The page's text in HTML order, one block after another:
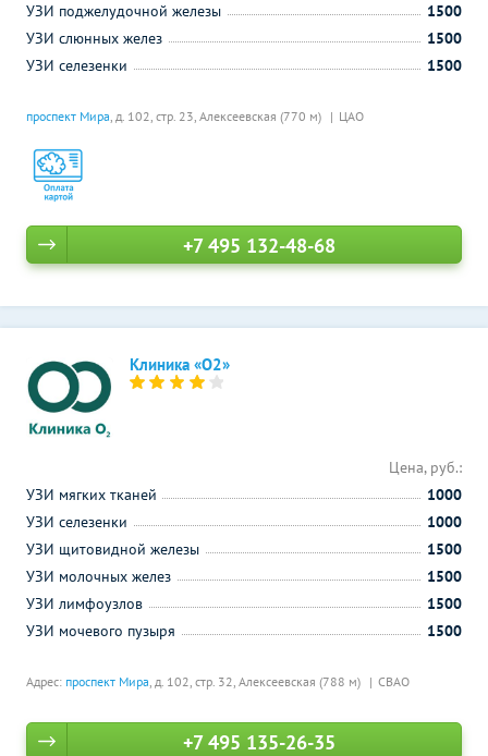
проспект Мира, д. 102, стр. 23, Алексеевская (770 м) ЦАО
УЗИ поджелудочной железы
1500
УЗИ слюнных желез
1500
УЗИ селезенки
1500
+7 495 132-48-68
Клиника «О2»
Адрес: проспект Мира, д. 102, стр. 32, Алексеевская (788 м) СВАО
Цена, руб.:
УЗИ мягких тканей
1000
УЗИ селезенки
1000
УЗИ щитовидной железы
1500
УЗИ молочных желез
1500
УЗИ лимфоузлов
1500
УЗИ мочевого пузыря
1500
+7 495 135-26-35